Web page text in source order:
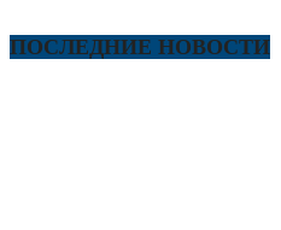
ПОСЛЕДНИЕ НОВОСТИ